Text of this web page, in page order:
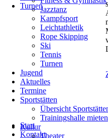
Jazztanz
Kampfsport
Leichtathletik
Rope Skipping
Ski
Tennis
Turnen
Jugend
Aktuelles
Termine
Sportstätten
Übersicht
Trainingshalle mieten
Kultur
Theater
Turnen
Navigation
überspringen
Start
Kontakt